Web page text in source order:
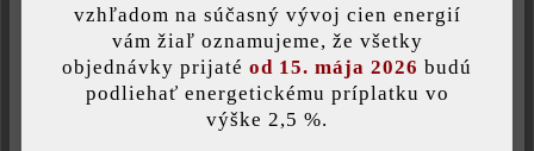
Opis produktu
12-voltový kábel s dĺžkou 40 m, ktorý možno uložiť pod dlažbu
Uložiť individuálne nastavenie
Táto webová stránka používa súbory cookie, aby vám ponúkla
vzhľadom na súčasný vývoj cien energií
vám žiaľ oznamujeme, že všetky
objednávky prijaté od 15. mája 2026 budú
podliehať energetickému príplatku vo
výške 2,5 %.